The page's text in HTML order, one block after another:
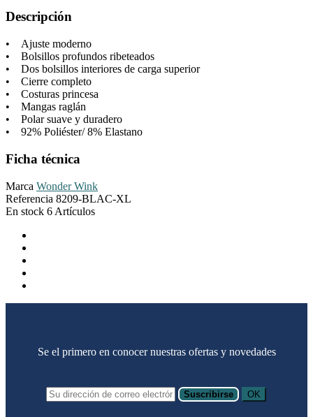
Descripción
• Ajuste moderno
• Bolsillos profundos ribeteados
• Dos bolsillos interiores de carga superior
• Cierre completo
• Costuras princesa
• Mangas raglán
• Polar suave y duradero
• 92% Poliéster/ 8% Elastano
Ficha técnica
Marca Wonder Wink
Referencia 8209-BLAC-XL
En stock 6 Artículos
Se el primero en conocer nuestras ofertas y novedades
Suscribirse OK